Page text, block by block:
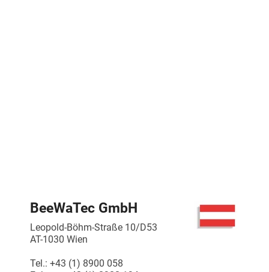
BeeWaTec GmbH
Leopold-Böhm-Straße 10/D53
AT-1030 Wien
Tel.: +43 (1) 8900 058